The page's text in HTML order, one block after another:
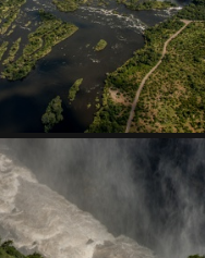
DSC 0443